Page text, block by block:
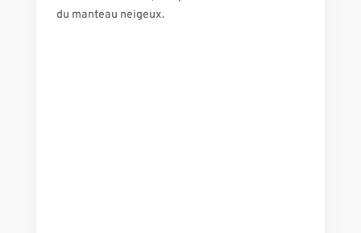
du manteau neigeux.